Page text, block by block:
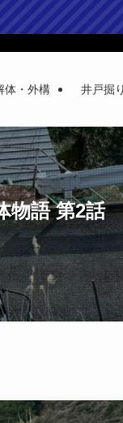
体・外構 井戸掘
物語 第2話